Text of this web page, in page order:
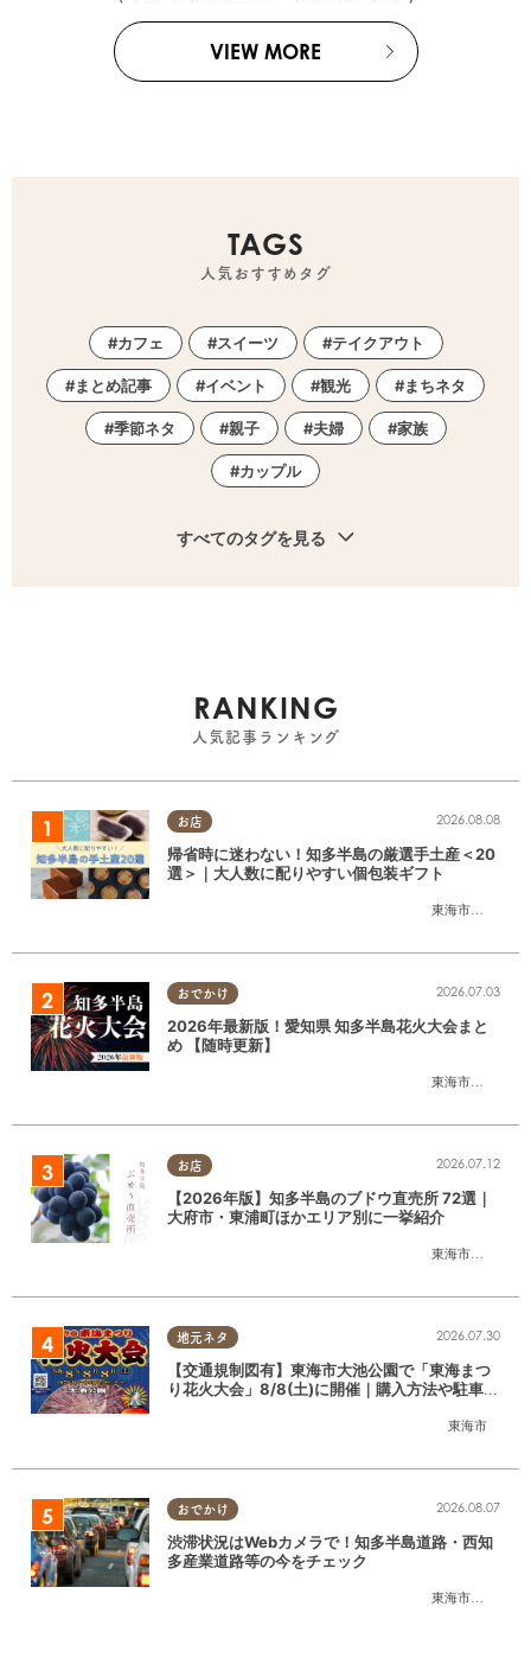
VIEW MORE
TAGS
人気おすすめタグ
カフェ スイーツ テイクアウト
まとめ記事 イベント 観光 まちネタ
季節ネタ 親子 夫婦 家族
カップル
すべてのタグを見る
RANKING
人気記事ランキング
お店
東海市大府市
2026.08.08
帰省時に迷わない！知多半島の厳選手土産＜20
選＞｜大人数に配りやすい個包装ギフト
おでかけ
東海市大府市
2026.07.03
2026年最新版！愛知県 知多半島花火大会まと
め 【随時更新】
お店
東海市大府市
2026.07.12
【2026年版】知多半島のブドウ直売所 72選｜
大府市・東浦町ほかエリア別に一挙紹介
地元ネタ
東海市
2026.07.30
【交通規制図有】東海市大池公園で「東海まつ
り花火大会」8/8(土)に開催｜購入方法や駐車場
おでかけ
東海市大府市
2026.08.07
渋滞状況はWebカメラで！知多半島道路・西知
多産業道路等の今をチェック